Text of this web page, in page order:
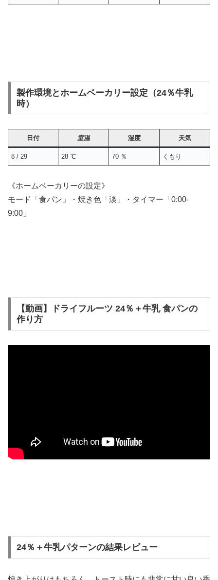
製作環境とホームベーカリー設定（24％牛乳
時）
日付 室温 湿度 天気
8 / 29 28 ℃ 70 ％ くもり
《ホームベーカリーの設定》
モード「食パン」・焼き色「淡」・タイマー「0:00-
9:00」
【動画】ドライフルーツ 24％＋牛乳 食パンの
作り方
24％＋牛乳パターンの結果レビュー